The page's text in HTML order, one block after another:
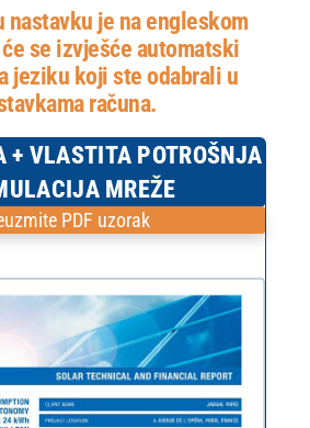
nastavku je na engleskom
se izvješće automatski
jeziku koji ste odabrali u
računa.
+ VLASTITA POTROŠNJA
MREŽE
PDF uzorak